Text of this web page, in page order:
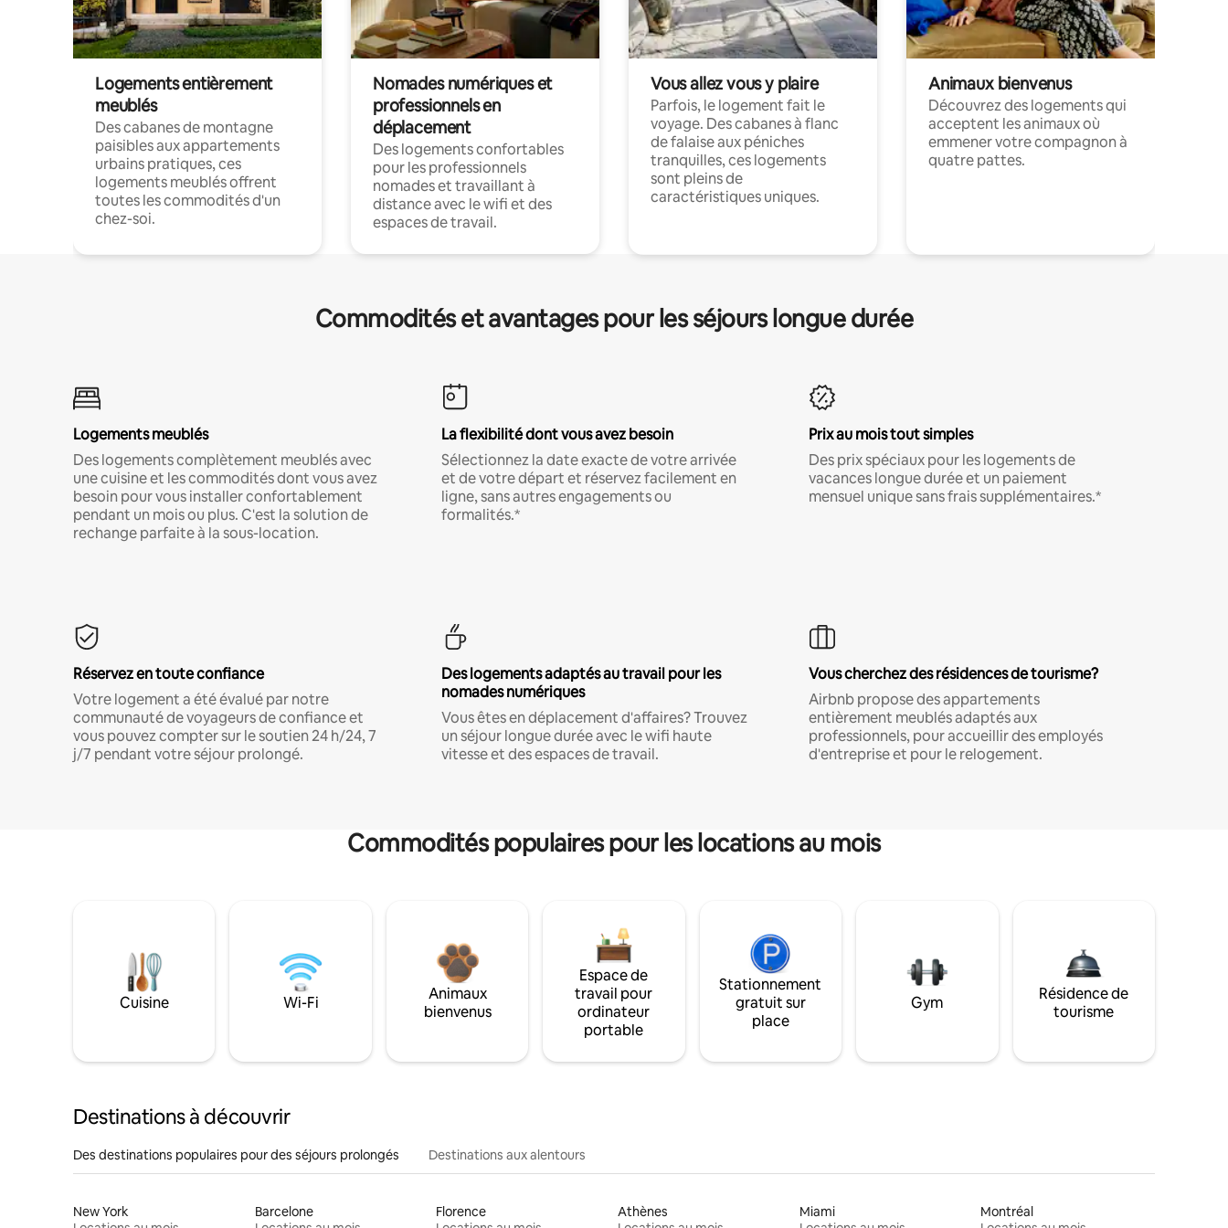
Logements entièrement
meublés
Des cabanes de montagne
paisibles aux appartements
urbains pratiques, ces
logements meublés offrent
toutes les commodités d'un
chez-soi.
Nomades numériques et
professionnels en
déplacement
Des logements confortables
pour les professionnels
nomades et travaillant à
distance avec le wifi et des
espaces de travail.
Vous allez vous y plaire
Parfois, le logement fait le
voyage. Des cabanes à flanc
de falaise aux péniches
tranquilles, ces logements
sont pleins de
caractéristiques uniques.
Animaux bienvenus
Découvrez des logements qui
acceptent les animaux où
emmener votre compagnon à
quatre pattes.
Commodités et avantages pour les séjours longue durée
Logements meublés
Des logements complètement meublés avec
une cuisine et les commodités dont vous avez
besoin pour vous installer confortablement
pendant un mois ou plus. C'est la solution de
rechange parfaite à la sous-location.
La flexibilité dont vous avez besoin
Sélectionnez la date exacte de votre arrivée
et de votre départ et réservez facilement en
ligne, sans autres engagements ou
formalités.*
Prix au mois tout simples
Des prix spéciaux pour les logements de
vacances longue durée et un paiement
mensuel unique sans frais supplémentaires.*
Réservez en toute confiance
Votre logement a été évalué par notre
communauté de voyageurs de confiance et
vous pouvez compter sur le soutien 24 h/24, 7
j/7 pendant votre séjour prolongé.
Des logements adaptés au travail pour les
nomades numériques
Vous êtes en déplacement d'affaires? Trouvez
un séjour longue durée avec le wifi haute
vitesse et des espaces de travail.
Vous cherchez des résidences de tourisme?
Airbnb propose des appartements
entièrement meublés adaptés aux
professionnels, pour accueillir des employés
d'entreprise et pour le relogement.
Commodités populaires pour les locations au mois
Cuisine Wi-Fi
Animaux
bienvenus
Espace de
travail pour
ordinateur
portable
Stationnement
gratuit sur
place
Gym
Résidence de
tourisme
Destinations à découvrir
Des destinations populaires pour des séjours prolongés Destinations aux alentours
New York
Barcelone
Florence
Athènes
Miami
Montréal